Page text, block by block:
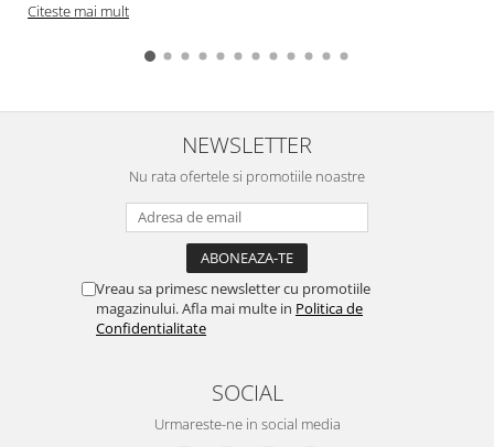
Citeste mai mult
NEWSLETTER
Nu rata ofertele si promotiile noastre
Vreau sa primesc newsletter cu promotiile
magazinului. Afla mai multe in Politica de
Confidentialitate
SOCIAL
Urmareste-ne in social media